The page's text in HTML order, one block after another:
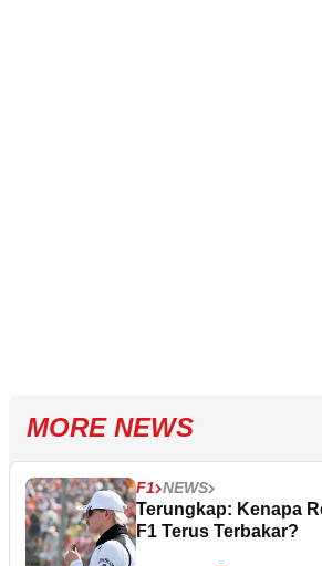
MORE NEWS
F1 NEWS
Terungkap: Kenapa
F1 Terus Terbakar?